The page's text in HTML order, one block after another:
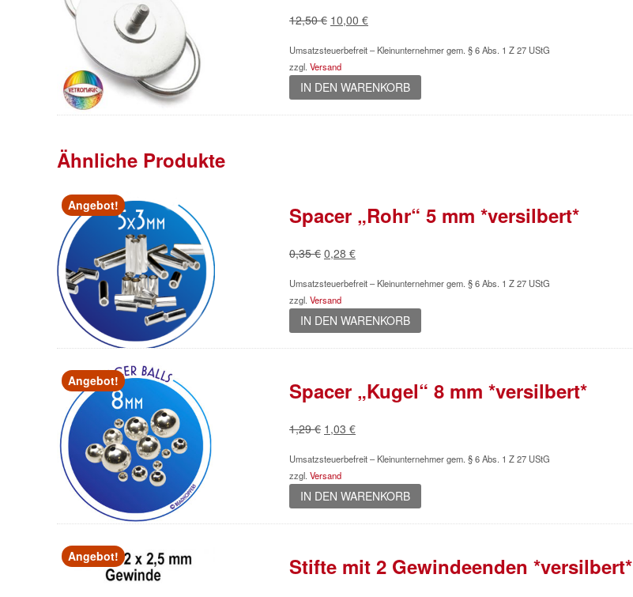
12,50€ Ursprünglicher
war:
12,50 €
10,00 €Aktueller
ist:
Umsatzsteuerbefreit – Kleinunternehmer gem. § 6 Abs. 1 Z 27 UStG
zzgl. Versand
IN DEN WARENKORB
Ähnliche Produkte
Angebot! Spacer „Rohr“ 5 mm *versilbert*
0,35€ Ursprünglicher
war:
0,35 €
0,28 €Aktueller
ist:
Umsatzsteuerbefreit – Kleinunternehmer gem. § 6 Abs. 1 Z 27 UStG
zzgl. Versand
IN DEN WARENKORB
Angebot! Spacer „Kugel“ 8 mm *versilbert*
1,29€ Ursprünglicher
war:
1,29 €
1,03 €Aktueller
ist:
Umsatzsteuerbefreit – Kleinunternehmer gem. § 6 Abs. 1 Z 27 UStG
zzgl. Versand
IN DEN WARENKORB
Angebot! Stifte mit 2 Gewindeenden *versilbert*